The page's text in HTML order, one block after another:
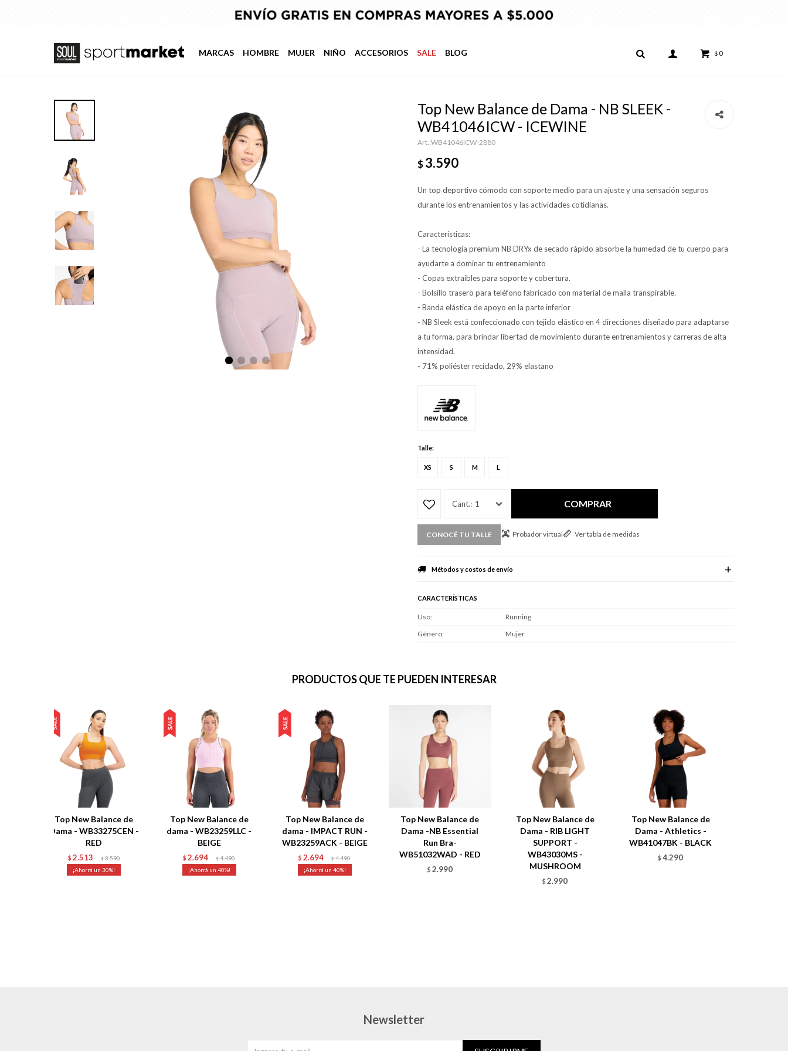
MARCAS HOMBRE MUJER NIÑO ACCESORIOS SALE BLOG $ 0
Top New Balance de Dama - NB SLEEK -
WB41046ICW - ICEWINE
WB41046ICW-2880
$3.590
Un top deportivo cómodo con soporte medio para un ajuste y una sensación seguros
durante los entrenamientos y las actividades cotidianas.
Características:
- La tecnología premium NB DRYx de secado rápido absorbe la humedad de tu cuerpo para
ayudarte a dominar tu entrenamiento
- Copas extraíbles para soporte y cobertura.
- Bolsillo trasero para teléfono fabricado con material de malla transpirable.
- Banda elástica de apoyo en la parte inferior
- NB Sleek está confeccionado con tejido elástico en 4 direcciones diseñado para adaptarse
a tu forma, para brindar libertad de movimiento durante entrenamientos y carreras de alta
intensidad.
- 71% poliéster reciclado, 29% elastano
Talle:
XS S M L
1 COMPRAR
CONOCÉ TU TALLE Probador virtual Ver tabla de medidas
Métodos y costos de envío
CARACTERÍSTICAS
Uso
Running
Género
Mujer
PRODUCTOS QUE TE PUEDEN INTERESAR
Top New Balance de
Dama - WB33275CEN -
RED
$ 2.513 $ 3.590
30
Top New Balance de
dama - WB23259LLC -
BEIGE
$ 2.694 $ 4.490
40
Top New Balance de
dama - IMPACT RUN -
WB23259ACK - BEIGE
$ 2.694 $ 4.490
40
Top New Balance de
Dama -NB Essential
Run Bra-
WB51032WAD - RED
$ 2.990
Top New Balance de
Dama - RIB LIGHT
SUPPORT -
WB43030MS -
MUSHROOM
$ 2.990
Top New Balance de
Dama - Athletics -
WB41047BK - BLACK
$ 4.290
Newsletter